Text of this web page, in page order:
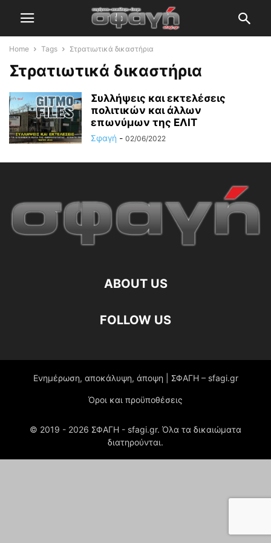
Home Tags Στρατιωτικά δικαστήρια
Στρατιωτικά δικαστήρια
Συλλήψεις και εκτελέσεις
πολιτικών και άλλων
επωνύμων της ΕΛΙΤ
Σφαγή - 02/06/2022
ABOUT US
FOLLOW US
Ενημέρωση, αποκάλυψη, άποψη | ΣΦΑΓΗ – sfagi.gr
Όροι και προϋποθέσεις
© 2019 - 2026 ΣΦΑΓΗ - sfagi.gr. Όλα τα δικαιώματα
διατηρούνται.